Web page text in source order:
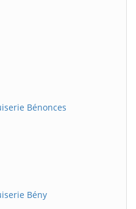
Bénonces
Bény